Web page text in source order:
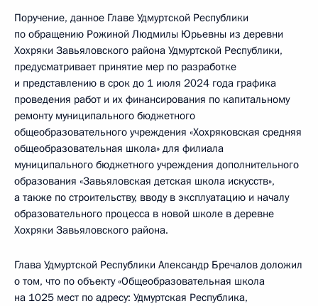
Поручение, данное Главе Удмуртской Республики
по обращению Рожиной Людмилы Юрьевны из деревни
Хохряки Завьяловского района Удмуртской Республики,
предусматривает принятие мер по разработке
и представлению в срок до 1 июля 2024 года графика
проведения работ и их финансирования по капитальному
ремонту муниципального бюджетного
общеобразовательного учреждения «Хохряковская средняя
общеобразовательная школа» для филиала
муниципального бюджетного учреждения дополнительного
образования «Завьяловская детская школа искусств»,
а также по строительству, вводу в эксплуатацию и началу
образовательного процесса в новой школе в деревне
Хохряки Завьяловского района.
Глава Удмуртской Республики Александр Бречалов доложил
о том, что по объекту «Общеобразовательная школа
на 1025 мест по адресу: Удмуртская Республика,